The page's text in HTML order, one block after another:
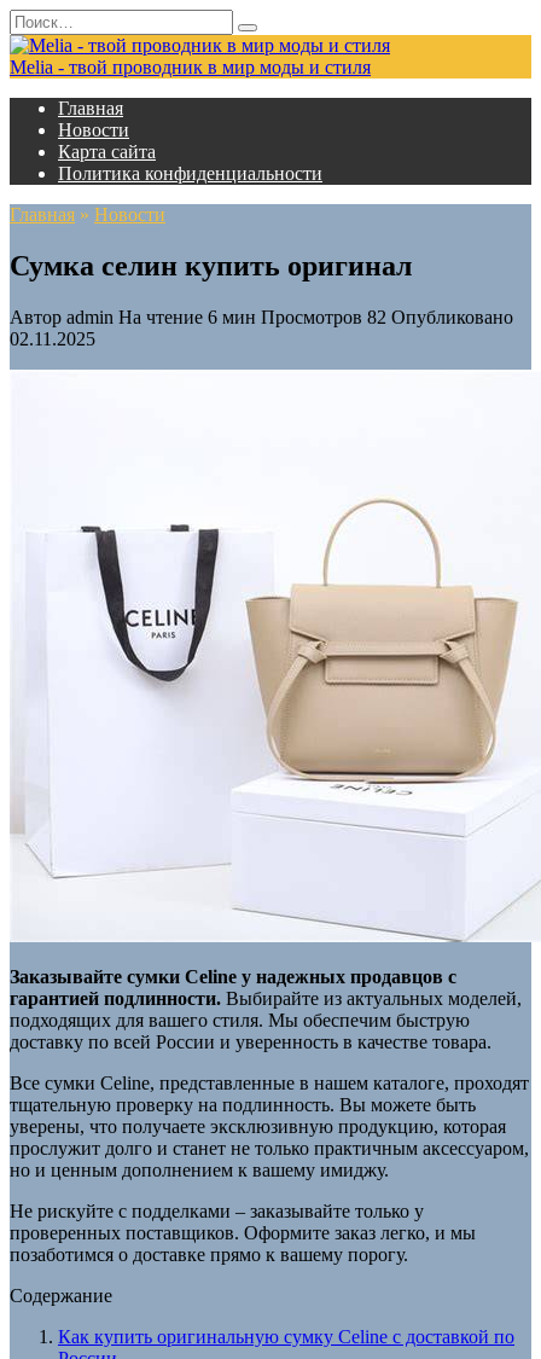
Перейти
к
содержанию
Search
for:
Melia - твой проводник в мир моды и стиля
Главная
Новости
Карта сайта
Политика конфиденциальности
Главная » Новости
Сумка селин купить оригинал
Автор admin На чтение 6 мин Просмотров 82 Опубликовано
02.11.2025
Заказывайте сумки Celine у надежных продавцов с
гарантией подлинности. Выбирайте из актуальных моделей,
подходящих для вашего стиля. Мы обеспечим быструю
доставку по всей России и уверенность в качестве товара.
Все сумки Celine, представленные в нашем каталоге, проходят
тщательную проверку на подлинность. Вы можете быть
уверены, что получаете эксклюзивную продукцию, которая
прослужит долго и станет не только практичным аксессуаром,
но и ценным дополнением к вашему имиджу.
Не рискуйте с подделками – заказывайте только у
проверенных поставщиков. Оформите заказ легко, и мы
позаботимся о доставке прямо к вашему порогу.
Содержание
Как купить оригинальную сумку Celine с доставкой по